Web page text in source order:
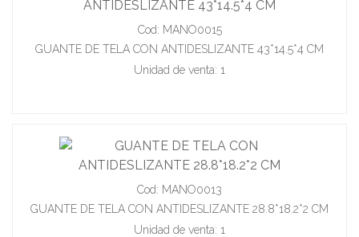
Cod: MANO0015
GUANTE DE TELA CON ANTIDESLIZANTE 43*14.5*4 CM
Unidad de venta: 1
Cod: MANO0013
GUANTE DE TELA CON ANTIDESLIZANTE 28.8*18.2*2 CM
Unidad de venta: 1